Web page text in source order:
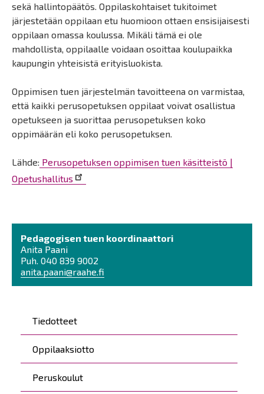
Päävalikko
Tiedotteet
Oppilaaksiotto
Peruskoulut
sekä hallintopäätös. Oppilaskohtaiset tukitoimet
järjestetään oppilaan etu huomioon ottaen ensisijaisesti
oppilaan omassa koulussa. Mikäli tämä ei ole
mahdollista, oppilaalle voidaan osoittaa koulupaikka
kaupungin yhteisistä erityisluokista.
Oppimisen tuen järjestelmän tavoitteena on varmistaa,
että kaikki perusopetuksen oppilaat voivat osallistua
opetukseen ja suorittaa perusopetuksen koko
oppimäärän eli koko perusopetuksen.
Lähde: Perusopetuksen oppimisen tuen käsitteistö |
Opetushallitus
Pedagogisen tuen koordinaattori
Anita Paani
Puh. 040 839 9002
anita.paani@raahe.fi